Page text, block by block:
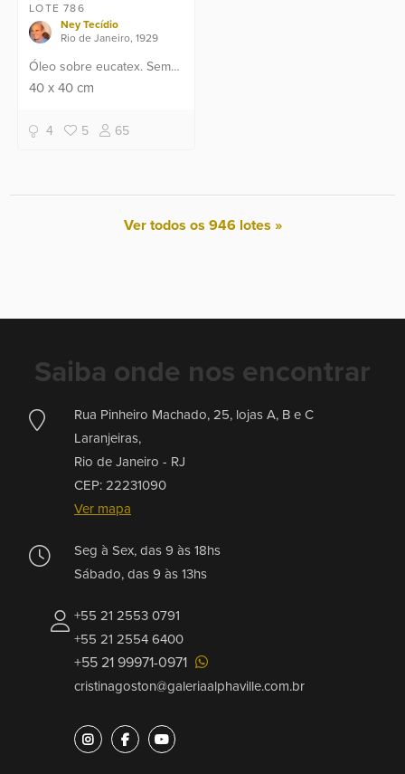
LOTE 786
Ney Tecídio
Rio de Janeiro, 1929
Óleo sobre eucatex. Sem
moldura.
40x 40cm
4 5 65
Ver todos os 946 lotes »
Saiba onde nos encontrar
Rua Pinheiro Machado, 25, lojas A, B e C
Laranjeiras,
Rio de Janeiro - RJ
CEP: 22231090
Ver mapa
Seg à Sex, das 9 às 18hs
Sábado, das 9 às 13hs
+55 21 2553 0791
+55 21 2554 6400
+55 21 99971-0971
cristinagoston@galeriaalphaville.com.br